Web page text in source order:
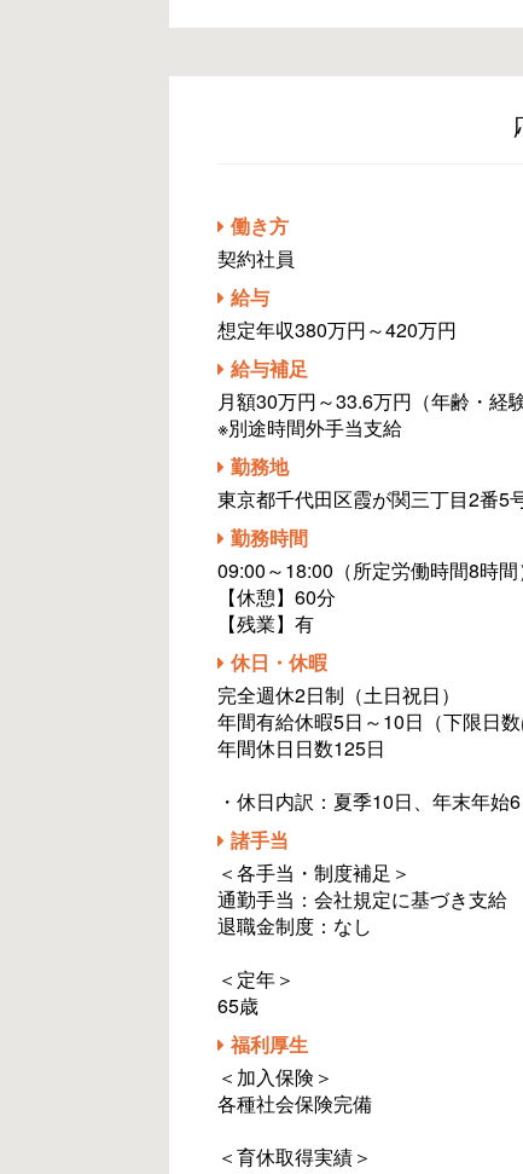
働き方
契約社員
給与
想定年収380万円～420万円
給与補足
月額30万円～33.6万円（年齢・経
※別途時間外手当支給
勤務地
東京都千代田区霞が関三丁目2番5
勤務時間
09:00～18:00（所定労働時間8時間
【休憩】60分
【残業】有
休日・休暇
完全週休2日制（土日祝日）
年間有給休暇5日～10日（下限日
年間休日日数125日
・休日内訳：夏季10日、年末年始
諸手当
＜各手当・制度補足＞
通勤手当：会社規定に基づき支給
退職金制度：なし
＜定年＞
65歳
福利厚生
＜加入保険＞
各種社会保険完備
＜育休取得実績＞